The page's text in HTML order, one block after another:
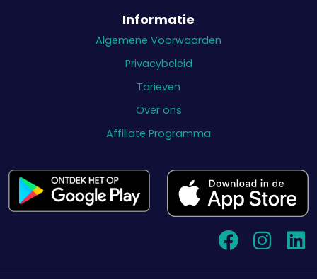
Informatie
Algemene Voorwaarden
Privacybeleid
Tarieven
Over ons
Affiliate Programma